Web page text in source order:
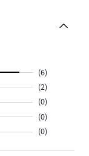
(6)
(2)
(0)
(0)
(0)